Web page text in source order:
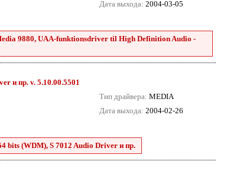
Дата выхода: 2004-03-05
9880, UAA-funktionsdriver til High Definition Audio -
и пр. v. 5.10.00.5501
Тип драйвера: MEDIA
Дата выхода: 2004-02-26
bits (WDM), S 7012 Audio Driver и пр.